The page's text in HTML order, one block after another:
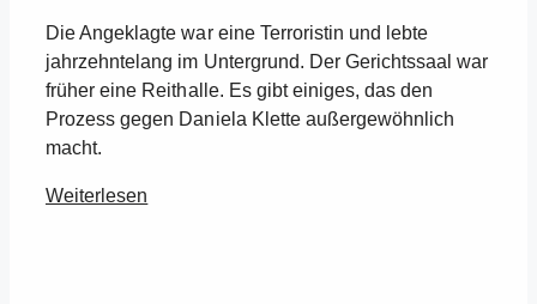
Die Angeklagte war eine Terroristin und lebte
jahrzehntelang im Untergrund. Der Gerichtssaal war
früher eine Reithalle. Es gibt einiges, das den
Prozess gegen Daniela Klette außergewöhnlich
macht.
Weiterlesen